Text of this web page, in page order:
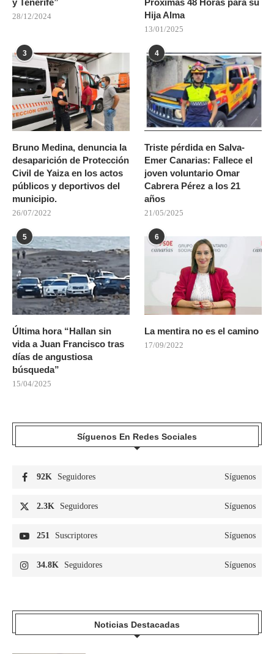
y Tenerife”
28/12/2024
Próximas 48 Horas para su
Hija Alma
13/01/2025
3
Bruno Medina, denuncia la
desaparición de Protección
Civil de Yaiza en los actos
públicos y deportivos del
municipio.
26/07/2022
4
Triste pérdida en Salva-
Emer Canarias: Fallece el
joven voluntario Omar
Cabrera Pérez a los 21
años
21/05/2025
5
Última hora “Hallan sin
vida a Juan Francisco tras
días de angustiosa
búsqueda”
15/04/2025
6
La mentira no es el camino
17/09/2022
Síguenos En Redes Sociales
92K Seguidores Síguenos
2.3K Seguidores Síguenos
251 Suscriptores Síguenos
34.8K Seguidores Síguenos
Noticias Destacadas